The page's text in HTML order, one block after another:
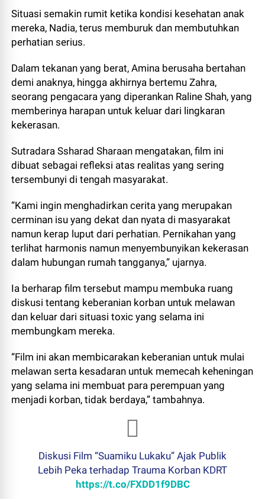
Situasi semakin rumit ketika kondisi kesehatan anak
mereka, Nadia, terus memburuk dan membutuhkan
perhatian serius.
Dalam tekanan yang berat, Amina berusaha bertahan
demi anaknya, hingga akhirnya bertemu Zahra,
seorang pengacara yang diperankan Raline Shah, yang
memberinya harapan untuk keluar dari lingkaran
kekerasan.
Sutradara Ssharad Sharaan mengatakan, film ini
dibuat sebagai refleksi atas realitas yang sering
tersembunyi di tengah masyarakat.
“Kami ingin menghadirkan cerita yang merupakan
cerminan isu yang dekat dan nyata di masyarakat
namun kerap luput dari perhatian. Pernikahan yang
terlihat harmonis namun menyembunyikan kekerasan
dalam hubungan rumah tangganya,” ujarnya.
Ia berharap film tersebut mampu membuka ruang
diskusi tentang keberanian korban untuk melawan
dan keluar dari situasi toxic yang selama ini
membungkam mereka.
“Film ini akan membicarakan keberanian untuk mulai
melawan serta kesadaran untuk memecah keheningan
yang selama ini membuat para perempuan yang
menjadi korban, tidak berdaya,” tambahnya.
Diskusi Film “Suamiku Lukaku” Ajak Publik
Lebih Peka terhadap Trauma Korban KDRT
https://t.co/FXDD1f9DBC